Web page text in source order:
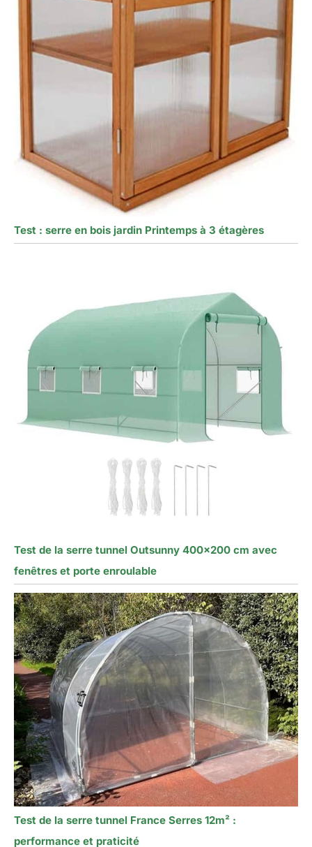
Test : serre en bois jardin Printemps à 3 étagères
Test de la serre tunnel Outsunny 400×200 cm avec
fenêtres et porte enroulable
Test de la serre tunnel France Serres 12m² :
performance et praticité